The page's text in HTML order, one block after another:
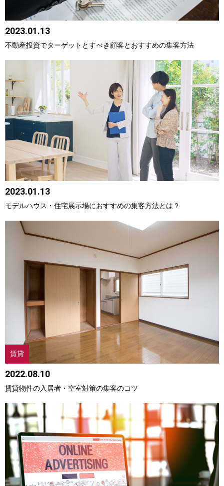
2023.01.13
不動産投資でターゲットとすべき顧客とおすすめの集客方法
2023.01.13
モデルハウス・住宅展示場におすすめの集客方法とは？
賃貸
2022.08.10
賃貸物件の入居者・空室対策の集客のコツ